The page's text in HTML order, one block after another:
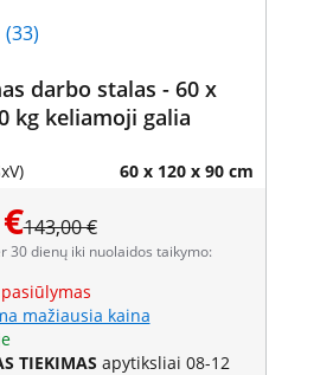
(33)
darbo stalas - 60 x
kg keliamoji galia
60 x 120 x 90 cm
143,00 €
30 dienų iki nuolaidos taikymo:
mažiausia kaina
TIEKIMAS apytiksliai 08-12